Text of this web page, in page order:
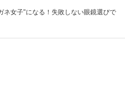
ネ女子"になる！失敗しない眼鏡選びで